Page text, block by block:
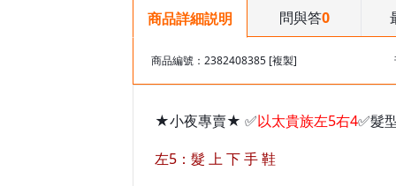
商品詳細説明 問與答0
商品編號：2382408385 [複製]
★小夜專賣★ ✅以太貴族左5右4✅髮
左5：髮 上 下 手 鞋